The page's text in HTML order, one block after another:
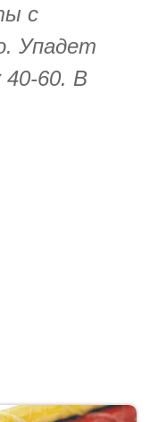
с
Упадет
60. В